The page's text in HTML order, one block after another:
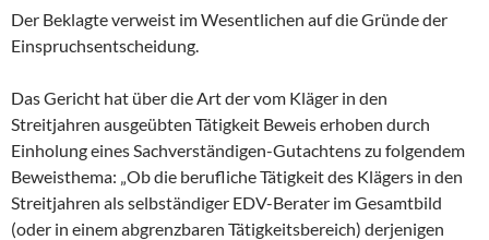
Der Beklagte verweist im Wesentlichen auf die Gründe der
Einspruchsentscheidung.
Das Gericht hat über die Art der vom Kläger in den
Streitjahren ausgeübten Tätigkeit Beweis erhoben durch
Einholung eines Sachverständigen-Gutachtens zu folgendem
Beweisthema: „Ob die berufliche Tätigkeit des Klägers in den
Streitjahren als selbständiger EDV-Berater im Gesamtbild
(oder in einem abgrenzbaren Tätigkeitsbereich) derjenigen